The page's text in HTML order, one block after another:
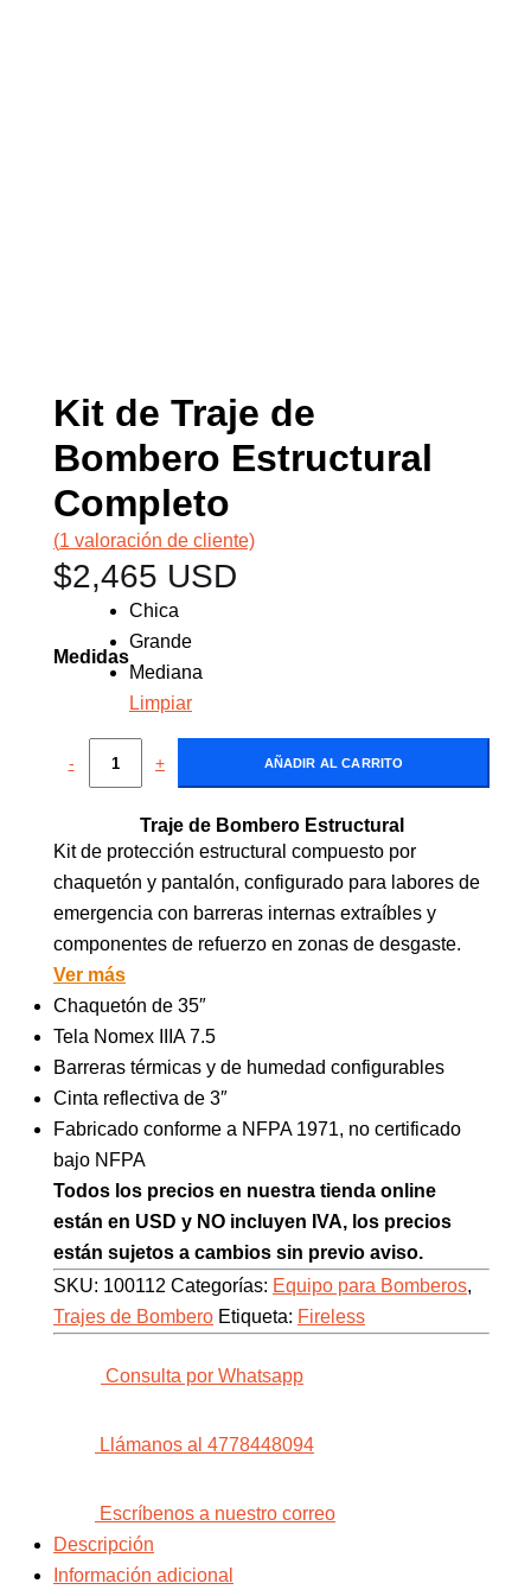
Kit de Traje de
Bombero Estructural
Completo
(1 valoración de cliente)
$2,465 USD
Medidas
Chica
Grande
Mediana
Limpiar
- + AÑADIR AL CARRITO
Traje de Bombero Estructural
Kit de protección estructural compuesto por
chaquetón y pantalón, configurado para labores de
emergencia con barreras internas extraíbles y
componentes de refuerzo en zonas de desgaste.
Ver más
Chaquetón de 35″
Tela Nomex IIIA 7.5
Barreras térmicas y de humedad configurables
Cinta reflectiva de 3″
Fabricado conforme a NFPA 1971, no certificado
bajo NFPA
Todos los precios en nuestra tienda online
están en USD y NO incluyen IVA, los precios
están sujetos a cambios sin previo aviso.
SKU: 100112 Categorías: Equipo para Bomberos,
Trajes de Bombero Etiqueta: Fireless
Consulta por Whatsapp
Llámanos al 4778448094
Escríbenos a nuestro correo
Descripción
Información adicional